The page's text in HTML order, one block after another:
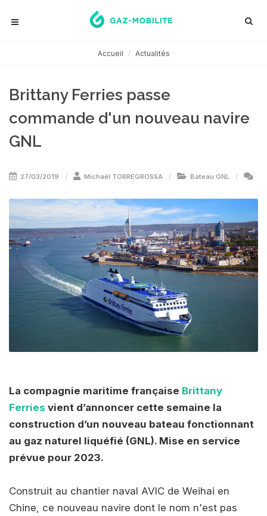
Accueil Actualités
Brittany Ferries passe
commande d'un nouveau navire
GNL
27/03/2019 Michaël TORREGROSSA Bateau GNL
La compagnie maritime française Brittany
Ferries vient d’annoncer cette semaine la
construction d’un nouveau bateau fonctionnant
au gaz naturel liquéfié (GNL). Mise en service
prévue pour 2023.
Construit au chantier naval AVIC de Weihai en
Chine, ce nouveau navire dont le nom n'est pas